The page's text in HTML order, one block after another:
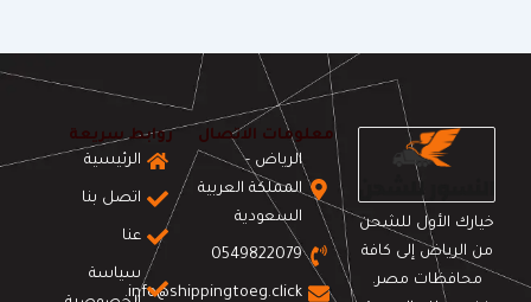
خيارك الأول للشحن
من الرياض إلى كافة
محافظات مصر.
معلومات الاتصال
الرياض -
المملكة العربية
السعودية
0549822079
info@shippingtoeg.click
روابط سريعة
الرئيسية
اتصل بنا
عنا
سياسة